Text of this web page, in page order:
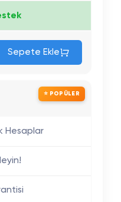
Sepete Ekle
⭐ POPÜLER
Hesaplar